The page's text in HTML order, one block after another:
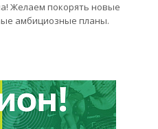
Желаем покорять новые
амбициозные планы.